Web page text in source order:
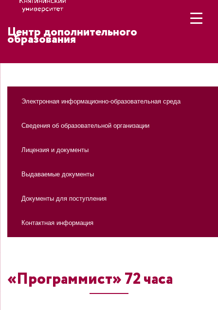
Центр дополнительного
образования
Электронная информационно-образовательная среда
Сведения об образовательной организации
Лицензия и документы
Выдаваемые документы
Документы для поступления
Контактная информация
«Программист» 72 часа